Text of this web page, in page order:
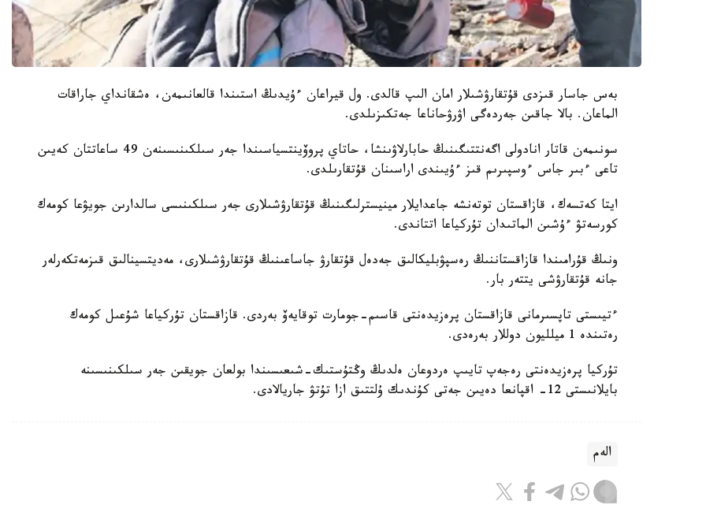
بەس جاسار قىزدى قۇتقارۋشىلار امان الىپ قالدى. ول قيراعان ءۇيدىڭ استىندا قالعانىمەن، ەشقانداي جاراقات
الماعان. بالا جاقىن جەردەگى اۋرۋحاناعا جەتكىزىلدى.
سونىمەن قاتار انادولى اگەنتتىگىنىڭ حابارلاۋىنشا، حاتاي پروۆينتسياسىندا جەر سىلكىنىسىنەن 49 ساعاتتان كەيىن
تاعى ءبىر جاس ءوسپىرىم قىز ءۇيىندى اراسىنان قۇتقارىلدى.
ايتا كەتسەك، قازاقستان توتەنشە جاعدايلار مينيسترلىگىنىڭ قۇتقارۋشىلارى جەر سىلكىنىسى سالدارىن جويۋعا كومەك
كورسەتۋ ءۇشىن الماتىدان تۇركياعا اتتاندى.
ونىڭ قۇرامىندا قازاقستاننىڭ رەسپۋبليكالىق جەدەل قۇتقارۋ جاساعىنىڭ قۇتقارۋشىلارى، مەديتسينالىق قىزمەتكەرلەر
جانە قۇتقارۋشى يتتەر بار.
ءتيىستى تاپسىرمانى قازاقستان پرەزيدەنتى قاسىم-جومارت توقايەۆ بەردى. قازاقستان تۇركياعا شۇعىل كومەك
رەتىندە 1 ميلليون دوللار بەرەدى.
تۇركيا پرەزيدەنتى رەجەپ تايىپ ەردوعان ەلدىڭ وڭتۇستىك-شىعىسىندا بولعان جويقىن جەر سىلكىنىسىنە
بايلانىستى 12- اقپانعا دەيىن جەتى كۇندىك ۇلتتىق ازا تۇتۋ جاريالادى.
الەم